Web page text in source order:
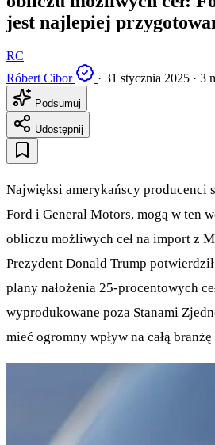
jest najlepiej
RC
Róbert Cibor
· 31 stycznia 2025 · 3
Podsumuj
Udostępnij
Najwięksi amerykańscy producenci
Ford i General Motors, mogą w ten
obliczu możliwych ceł na import z
Prezydent Donald Trump
plany nałożenia 25-procentowych
wyprodukowane poza Stanami
mieć ogromny wpływ na całą